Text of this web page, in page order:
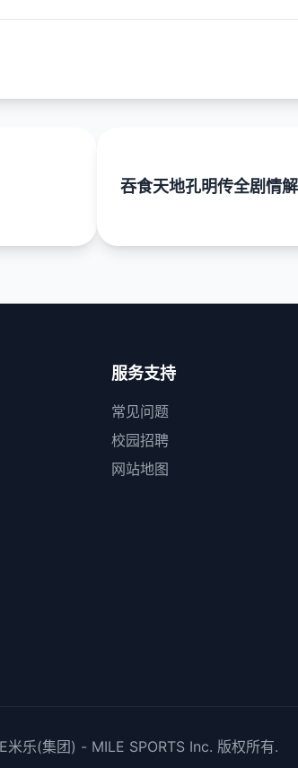
吞食天地孔明传全剧情
服务支持
常见问题
校园招聘
网站地图
米乐(集团) - MILE SPORTSInc. 版权所有.